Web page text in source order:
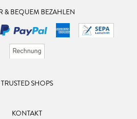
& BEQUEM BEZAHLEN
TRUSTED SHOPS
KONTAKT